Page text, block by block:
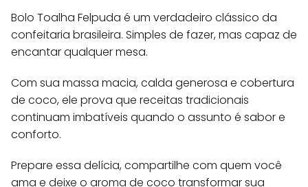
Bolo Toalha Felpuda é um verdadeiro clássico da
confeitaria brasileira. Simples de fazer, mas capaz de
encantar qualquer mesa.
Com sua massa macia, calda generosa e cobertura
de coco, ele prova que receitas tradicionais
continuam imbatíveis quando o assunto é sabor e
conforto.
Prepare essa delícia, compartilhe com quem você
ama e deixe o aroma de coco transformar sua